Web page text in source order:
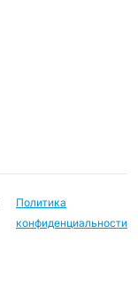
Политика
конфиденциальности